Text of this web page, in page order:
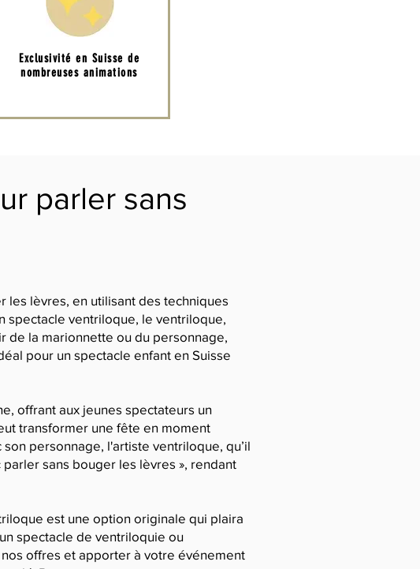
Exclusivité en Suisse de
nombreuses animations
parler sans
les lèvres, en utilisant des techniques
spectacle ventriloque, le ventriloque,
de la marionnette ou du personnage,
pour un spectacle enfant en Suisse
offrant aux jeunes spectateurs un
transformer une fête en moment
personnage, l'artiste ventriloque, qu’il
parler sans bouger les lèvres », rendant
est une option originale qui plaira
spectacle de ventriloquie ou
offres et apporter à votre événement